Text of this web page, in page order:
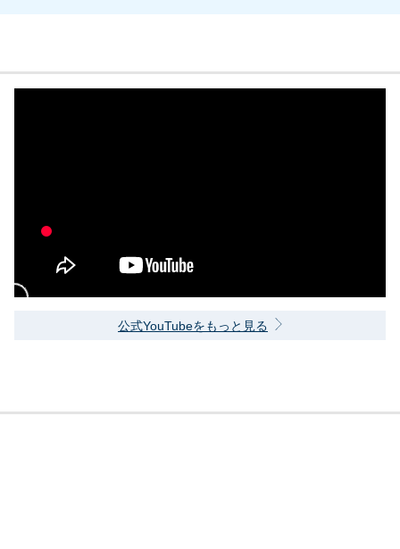
公式YouTubeをもっと見る